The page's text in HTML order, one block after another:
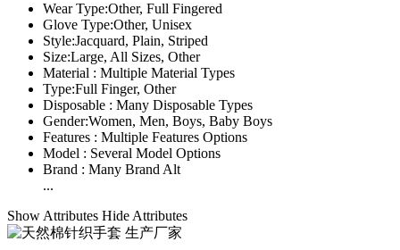
Wear Type:Other, Full Fingered
Glove Type:Other, Unisex
Style:Jacquard, Plain, Striped
Size:Large, All Sizes, Other
Material : Multiple Material Types
Type:Full Finger, Other
Disposable : Many Disposable Types
Gender:Women, Men, Boys, Baby Boys
Features : Multiple Features Options
Model : Several Model Options
Brand : Many Brand Alt
...
Show Attributes Hide Attributes